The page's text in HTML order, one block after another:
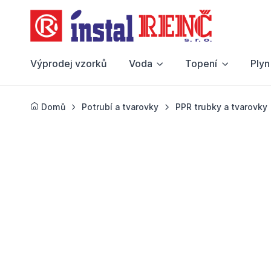
Výprodej vzorků Voda Topení Plyn
Domů Potrubí a tvarovky PPR trubky a tvarovky